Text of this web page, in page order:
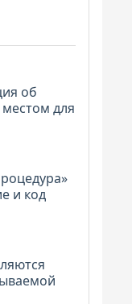
об
для
и код